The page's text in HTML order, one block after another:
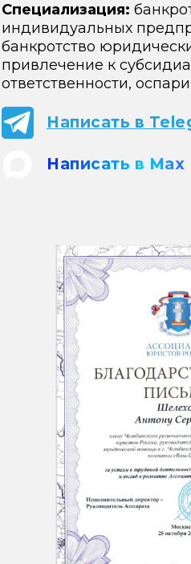
Специализация:
индивидуальных
банкротство
привлечение к
ответственности,
Написать в
Написать в Max